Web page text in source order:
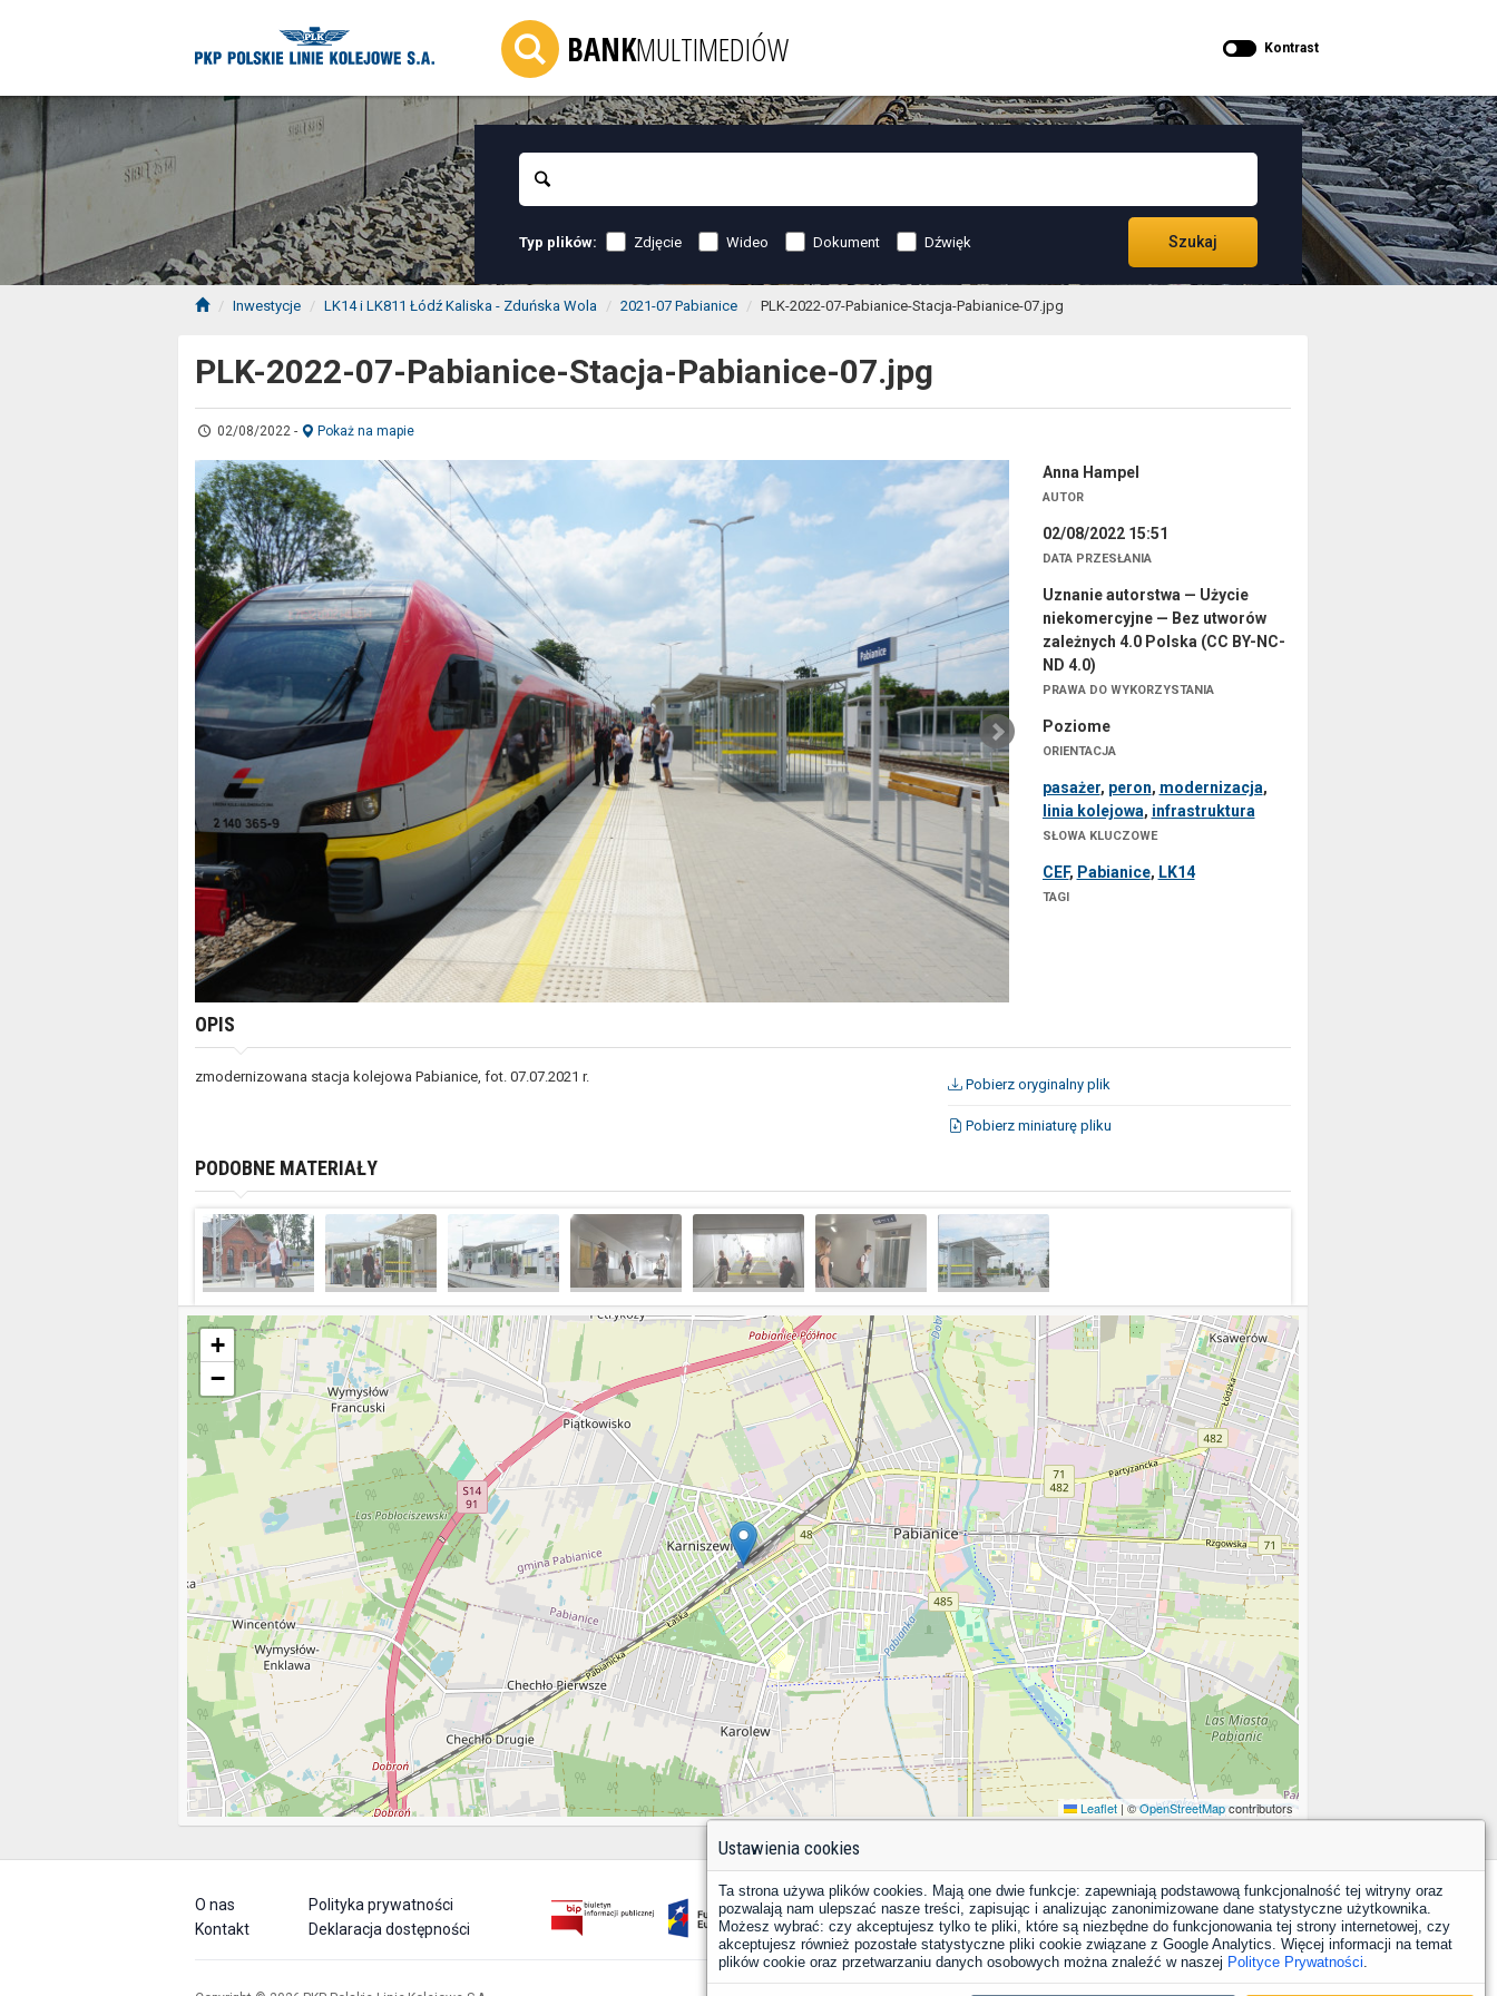
BANKMULTIMEDIÓW Kontrast
Typ plików: Zdjęcie Wideo Dokument Dźwięk Szukaj
Inwestycje LK14 i LK811 Łódź Kaliska - Zduńska Wola 2021-07 Pabianice PLK-2022-07-Pabianice-Stacja-Pabianice-07.jpg
PLK-2022-07-Pabianice-Stacja-Pabianice-07.jpg
02/08/2022 - Pokaż na mapie
Anna Hampel
AUTOR
02/08/2022 15:51
DATA PRZESŁANIA
Uznanie autorstwa — Użycie
niekomercyjne — Bez utworów
zależnych 4.0 Polska (CC BY-NC-
ND 4.0)
PRAWA DO WYKORZYSTANIA
Poziome
ORIENTACJA
pasażer, peron, modernizacja,
linia kolejowa, infrastruktura
SŁOWA KLUCZOWE
CEF, Pabianice, LK14
TAGI
OPIS
zmodernizowana stacja kolejowa Pabianice, fot. 07.07.2021 r. Pobierz oryginalny plik
Pobierz miniaturę pliku
PODOBNE MATERIAŁY
+
−
Leaflet | ©OpenStreetMapcontributors
O nas
Kontakt
Polityka prywatności
Deklaracja dostępności
FacebookLinkedIn
X InstagramYouTube
Ustawienia cookies
Ta strona używa plików cookies. Mają one dwie funkcje: zapewniają podstawową funkcjonalność tej witryny oraz
pozwalają nam ulepszać nasze treści, zapisując i analizując zanonimizowane dane statystyczne użytkownika.
Możesz wybrać: czy akceptujesz tylko te pliki, które są niezbędne do funkcjonowania tej strony internetowej, czy
akceptujesz również pozostałe statystyczne pliki cookie związane z Google Analytics. Więcej informacji na temat
plików cookie oraz przetwarzaniu danych osobowych można znaleźć w naszej Polityce Prywatności.